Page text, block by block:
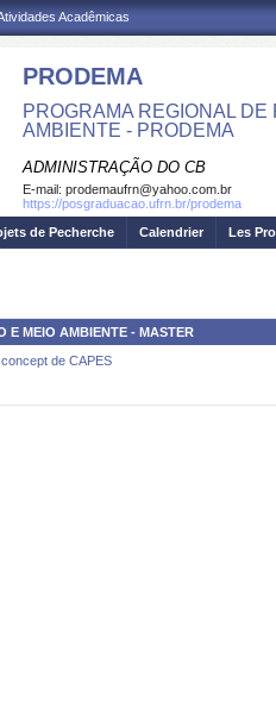
Acadêmicas
PRODEMA
PROGRAMA REGIONAL
AMBIENTE - PRODEMA
ADMINISTRAÇÃO DO CB
E-mail: prodemaufrn@yahoo.com.br
https://posgraduacao.ufrn.br/prodema
de Pecherche Calendrier Les
E MEIO AMBIENTE - MASTER
de CAPES